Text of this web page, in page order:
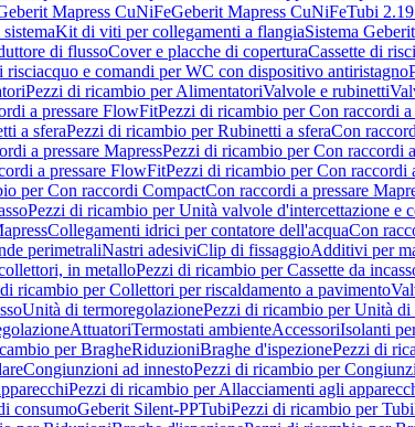
Mapress CuNiFeGeberit Mapress CuNiFeTubi
Kit di viti per collegamenti a flangiaSistema
di flussoCover e placche di coperturaCassette di
risciacquo e comandi per WC con dispositivo antiristagno
Pezzi di ricambio per AlimentatoriValvole e rubinetti
a pressare FlowFitPezzi di ricambio per Con raccordi
a sferaPezzi di ricambio per Rubinetti a sferaCon
a pressare MapressPezzi di ricambio per Con raccordi
a pressare FlowFitPezzi di ricambio per Con raccordi
per Con raccordi CompactCon raccordi a pressare
Pezzi di ricambio per Unità valvole d'intercettazione e
Collegamenti idrici per contatore dell'acquaCon
perimetraliNastri adesiviClip di fissaggioAdditivi per
in metalloPezzi di ricambio per Cassette da
ricambio per Collettori per riscaldamento a pavimento
Unità di termoregolazionePezzi di ricambio per Unità di
AttuatoriTermostati ambienteAccessoriIsolanti
per BragheRiduzioniBraghe d'ispezionePezzi di
Congiunzioni ad innestoPezzi di ricambio per
Pezzi di ricambio per Allacciamenti agli
consumoGeberit Silent-PPTubiPezzi di ricambio per Tubi